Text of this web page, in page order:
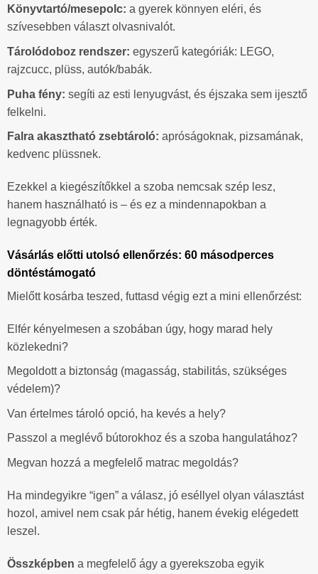
Könyvtartó/mesepolc: a gyerek könnyen eléri, és
szívesebben választ olvasnivalót.
Tárolódoboz rendszer: egyszerű kategóriák: LEGO,
rajzcucc, plüss, autók/babák.
Puha fény: segíti az esti lenyugvást, és éjszaka sem ijesztő
felkelni.
Falra akasztható zsebtároló: apróságoknak, pizsamának,
kedvenc plüssnek.
Ezekkel a kiegészítőkkel a szoba nemcsak szép lesz,
hanem használható is – és ez a mindennapokban a
legnagyobb érték.
Vásárlás előtti utolsó ellenőrzés: 60 másodperces
döntéstámogató
Mielőtt kosárba teszed, futtasd végig ezt a mini ellenőrzést:
Elfér kényelmesen a szobában úgy, hogy marad hely
közlekedni?
Megoldott a biztonság (magasság, stabilitás, szükséges
védelem)?
Van értelmes tároló opció, ha kevés a hely?
Passzol a meglévő bútorokhoz és a szoba hangulatához?
Megvan hozzá a megfelelő matrac megoldás?
Ha mindegyikre “igen” a válasz, jó eséllyel olyan választást
hozol, amivel nem csak pár hétig, hanem évekig elégedett
leszel.
Összképben a megfelelő ágy a gyerekszoba egyik